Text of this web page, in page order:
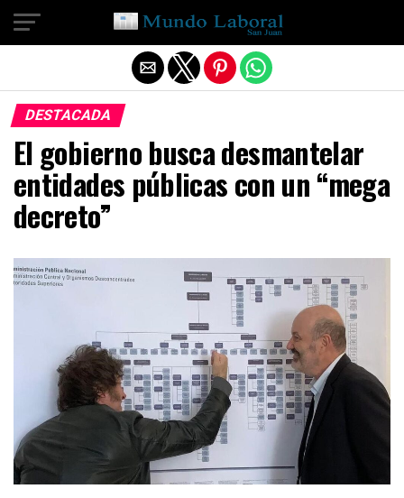
DESTACADA
El gobierno busca desmantelar
entidades públicas con un “mega
decreto”
Salir de la versión móvil